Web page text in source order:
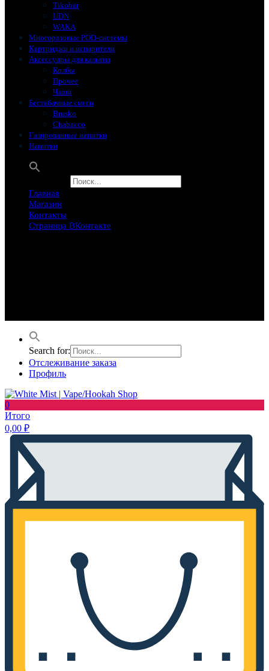
Tikobar
UDN
WAKA
Многоразовые POD-системы
Картриджи и испарители
Аксессуары для кальяна
Колбы
Прочее
Чаши
Бестабачные смеси
Brusko
Chabacco
Газированные напитки
Напитки
Главная
Магазин
Контакты
Страница ВКонтакте
Search for:
Отслеживание заказа
Профиль
0
Итого
0,00 ₽